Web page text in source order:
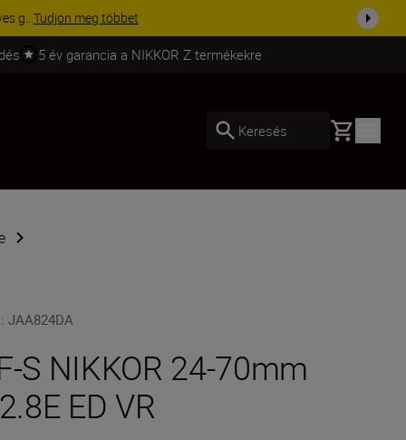
ma a fe...Vásároljon most
5 év garancia a NIKKOR Z termékekre
Keresés Basket
:JAA824DA
S NIKKOR 24-70mm
ED VR